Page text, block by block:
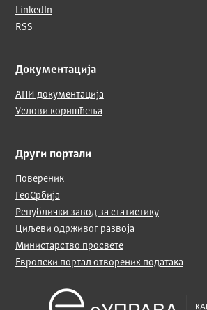
LinkedIn
RSS
Документација
АПИ документација
Услови коришћења
Други портали
Повереник
ГеоСрбија
Републички завод за статистику
Циљеви одрживог развоја
Министарство просвете
Европски портал отворених података